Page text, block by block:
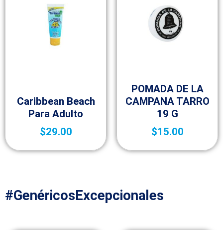
Caribbean Beach
Para Adulto
$29.00
POMADA DE LA
CAMPANA TARRO
19 G
$15.00
#GenéricosExcepcionales